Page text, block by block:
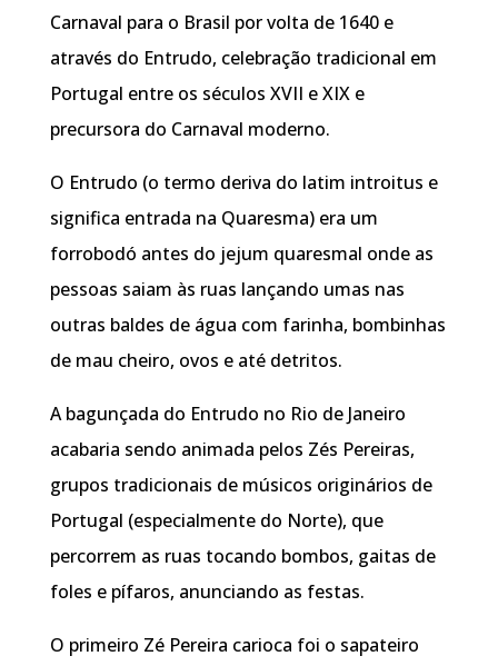
Carnaval para o Brasil por volta de 1640 e
através do Entrudo, celebração tradicional em
Portugal entre os séculos XVII e XIX e
precursora do Carnaval moderno.
O Entrudo (o termo deriva do latim introitus e
significa entrada na Quaresma) era um
forrobodó antes do jejum quaresmal onde as
pessoas saiam às ruas lançando umas nas
outras baldes de água com farinha, bombinhas
de mau cheiro, ovos e até detritos.
A bagunçada do Entrudo no Rio de Janeiro
acabaria sendo animada pelos Zés Pereiras,
grupos tradicionais de músicos originários de
Portugal (especialmente do Norte), que
percorrem as ruas tocando bombos, gaitas de
foles e pífaros, anunciando as festas.
O primeiro Zé Pereira carioca foi o sapateiro